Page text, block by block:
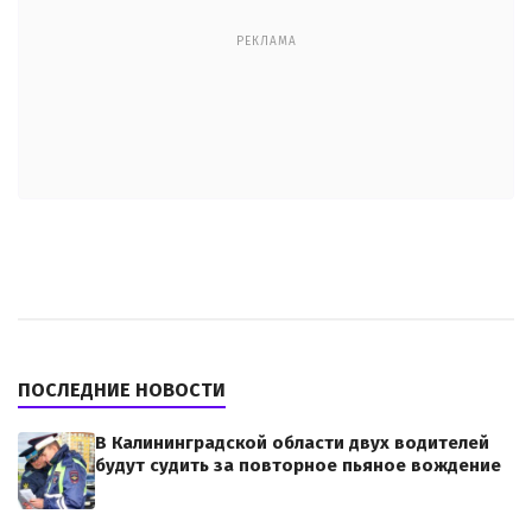
РЕКЛАМА
ПОСЛЕДНИЕ НОВОСТИ
В Калининградской области двух водителей
будут судить за повторное пьяное вождение